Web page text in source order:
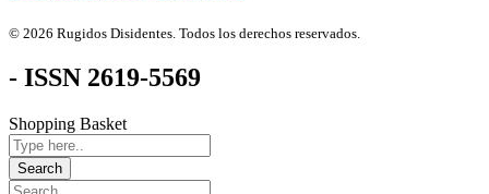
© 2026 Rugidos Disidentes. Todos los derechos reservados.
- ISSN 2619-5569
Shopping Basket